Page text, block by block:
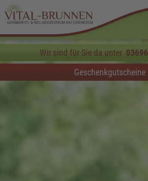
Wir sind für Sie da unter
Geschenkgutscheine